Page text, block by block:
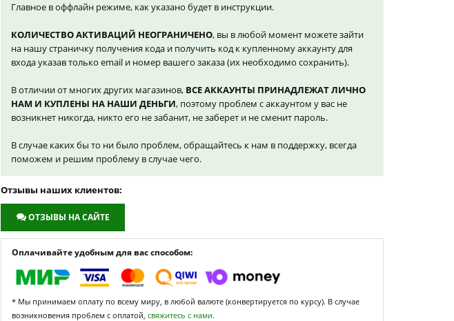
Главное в оффлайн режиме, как указано будет в инструкции.
КОЛИЧЕСТВО АКТИВАЦИЙ НЕОГРАНИЧЕНО, вы в любой момент можете зайти
на нашу страничку получения кода и получить код к купленному аккаунту для
входа указав только email и номер вашего заказа (их необходимо сохранить).
В отличии от многих других магазинов, ВСЕ АККАУНТЫ ПРИНАДЛЕЖАТ ЛИЧНО
НАМ И КУПЛЕНЫ НА НАШИ ДЕНЬГИ, поэтому проблем с аккаунтом у вас не
возникнет никогда, никто его не забанит, не заберет и не сменит пароль.
В случае каких бы то ни было проблем, обращайтесь к нам в поддержку, всегда
поможем и решим проблему в случае чего.
Отзывы наших клиентов:
ОТЗЫВЫ НА САЙТЕ
Оплачивайте удобным для вас способом:
* Мы принимаем оплату по всему миру, в любой валюте (конвертируется по курсу). В случае
возникновения проблем с оплатой, свяжитесь с нами.